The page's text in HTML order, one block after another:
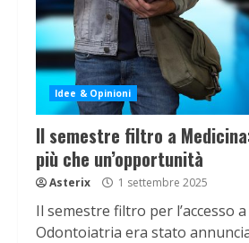
Idee & Opinioni
Il semestre filtro a
più che un’opportunità
Asterix 1 settembre 2025
Il semestre filtro per l’accesso
Odontoiatria era stato